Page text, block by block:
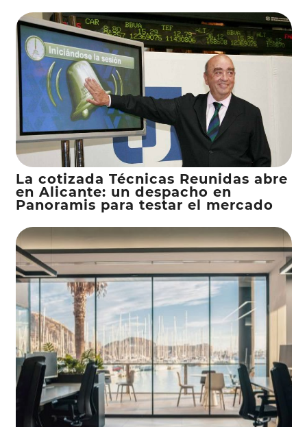
La cotizada Técnicas Reunidas abre
en Alicante: un despacho en
Panoramis para testar el mercado